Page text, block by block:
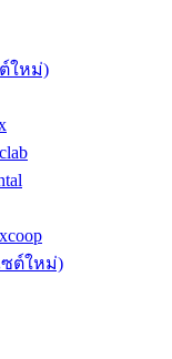
ใหม่)
ซต์ใหม่)